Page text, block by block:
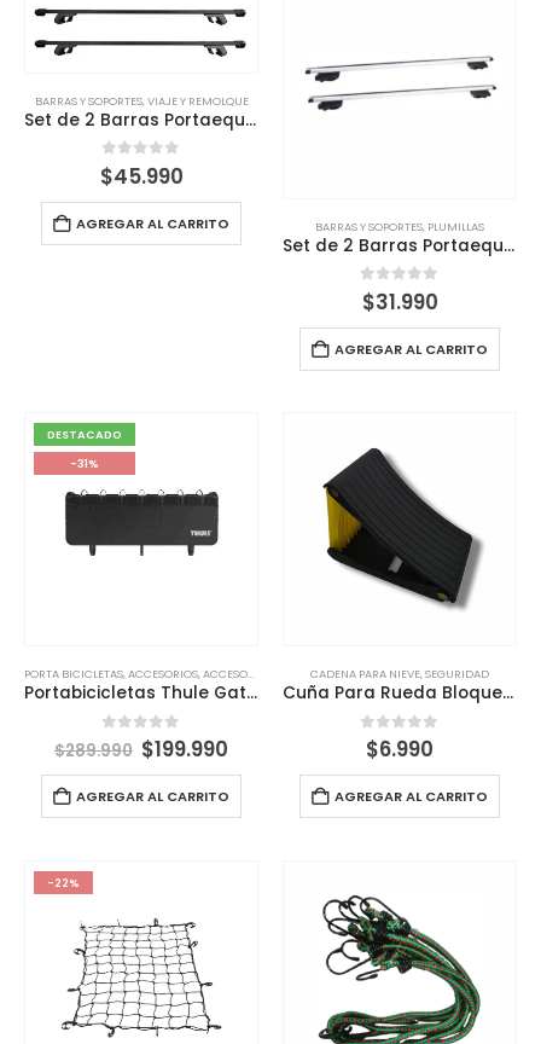
BARRAS Y SOPORTES,VIAJE Y REMOLQUE
Set de 2 Barras Portaequipaje Acero Estándar B Motorlife
0 out of 5
$45.990
AGREGAR AL CARRITO BARRAS Y SOPORTES, PLUMILLAS
Set de 2 Barras Portaequipaje clásica Motorlife
0out of 5
$31.990
AGREGAR AL CARRITO
DESTACADO
-31%
PORTA BICICLETAS,ACCESORIOS,ACCESORIOS EXTERIORES ,PADS,VIAJE Y REMOLQUE
Portabicicletas Thule GateMate Pro 823
0 out of 5
$289.990 $199.990
AGREGAR AL CARRITO
CADENA PARA NIEVE,SEGURIDAD
Cuña Para Rueda Bloqueo De Rueda Portátil Compacto 1
0out of 5
$6.990
AGREGAR AL CARRITO
-22%